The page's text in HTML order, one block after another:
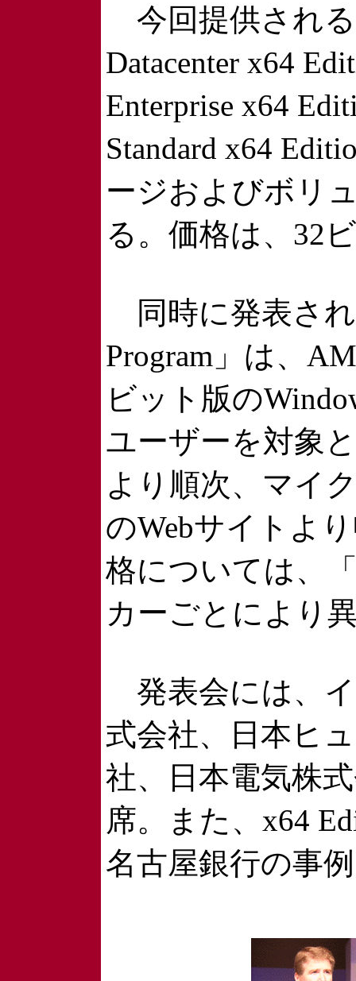
今回提供される
Datacenter x64
Enterprise x64
Standard x64
ージおよびボリ
る。価格は、32
同時に発表され
Program」は、
ビット版の
ユーザーを対象
より順次、マイ
のWebサイトよ
格については、
カーごとにより
発表会には、
式会社、日本ヒ
社、日本電気株
席。また、x64
名古屋銀行の事